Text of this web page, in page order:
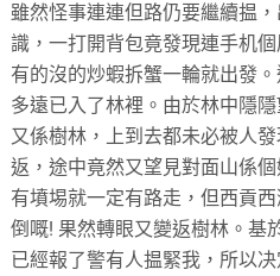
雖然怪事連連但路仍要繼續揾
識，一打開背包竟發現連手机
有的沒的炒蝦拆蟹一輪就出發
多遠已入了林裡。由於林中隱
又係樹林，上到去都未必被人
返，途中竟然又望見對面山係
有墳埸就一定有路走，但西貢
倒嘅! 果然轉眼又變返樹林。基
已經報了警有人揾緊我，所以